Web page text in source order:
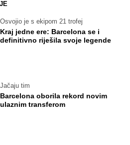
Osvojio je s ekipom 21 trofej
Kraj jedne ere: Barcelona se i
definitivno riješila svoje legende
Jačaju tim
Barcelona oborila rekord novim
ulaznim transferom